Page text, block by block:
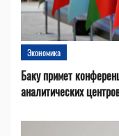
Экономика
Баку примет
аналитических